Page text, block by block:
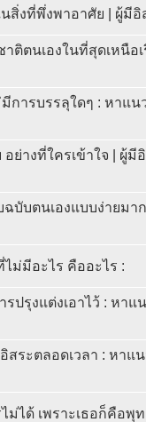
สิ่งที่พึ่งพาอาศัย | ผู้มีอิ
ติตนเองในที่สุดเหนือเ
การบรรลุใดๆ : หาแน
อย่างที่ใครเข้าใจ | ผู้มี
บับตนเองแบบง่ายมา
ม่มีอะไร คืออะไร :
รปรุงแต่งเอาไว้ : หาแ
สระตลอดเวลา : หาแ
ม่ได้ เพราะเธอก็คือพุ